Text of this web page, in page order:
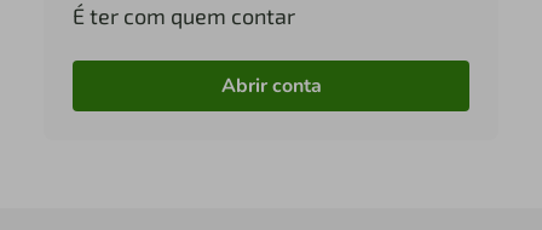
É ter com quem contar
Abrir conta